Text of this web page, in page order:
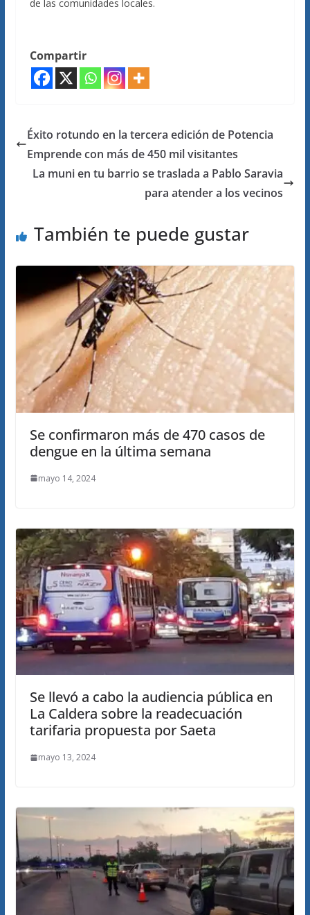
de las comunidades locales.
Compartir
Éxito rotundo en la tercera edición de Potencia
Emprende con más de 450 mil visitantes
La muni en tu barrio se traslada a Pablo Saravia
para atender a los vecinos
También te puede gustar
Se confirmaron más de 470 casos de
dengue en la última semana
mayo 14, 2024
Se llevó a cabo la audiencia pública en
La Caldera sobre la readecuación
tarifaria propuesta por Saeta
mayo 13, 2024